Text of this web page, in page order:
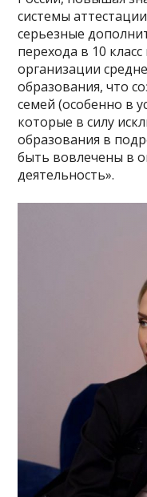
системы
серьезные
перехода в 10
организации
образования, что
семей (особенно в
которые в силу
образования в
быть вовлечены в
деятельность».